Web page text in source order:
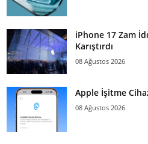
iPhone 17 Zam
Karıştırdı
08 Ağustos 2026
Apple İşitme
08 Ağustos 2026